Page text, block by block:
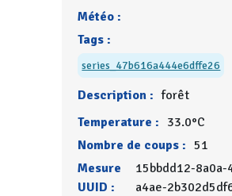
Météo :
Tags :
series_47b616a444e6dffe26
Description : forêt
Temperature : 33.0°C
Nombre de coups : 51
Mesure
UUID :
15bbdd12-8a0a-
a4ae-